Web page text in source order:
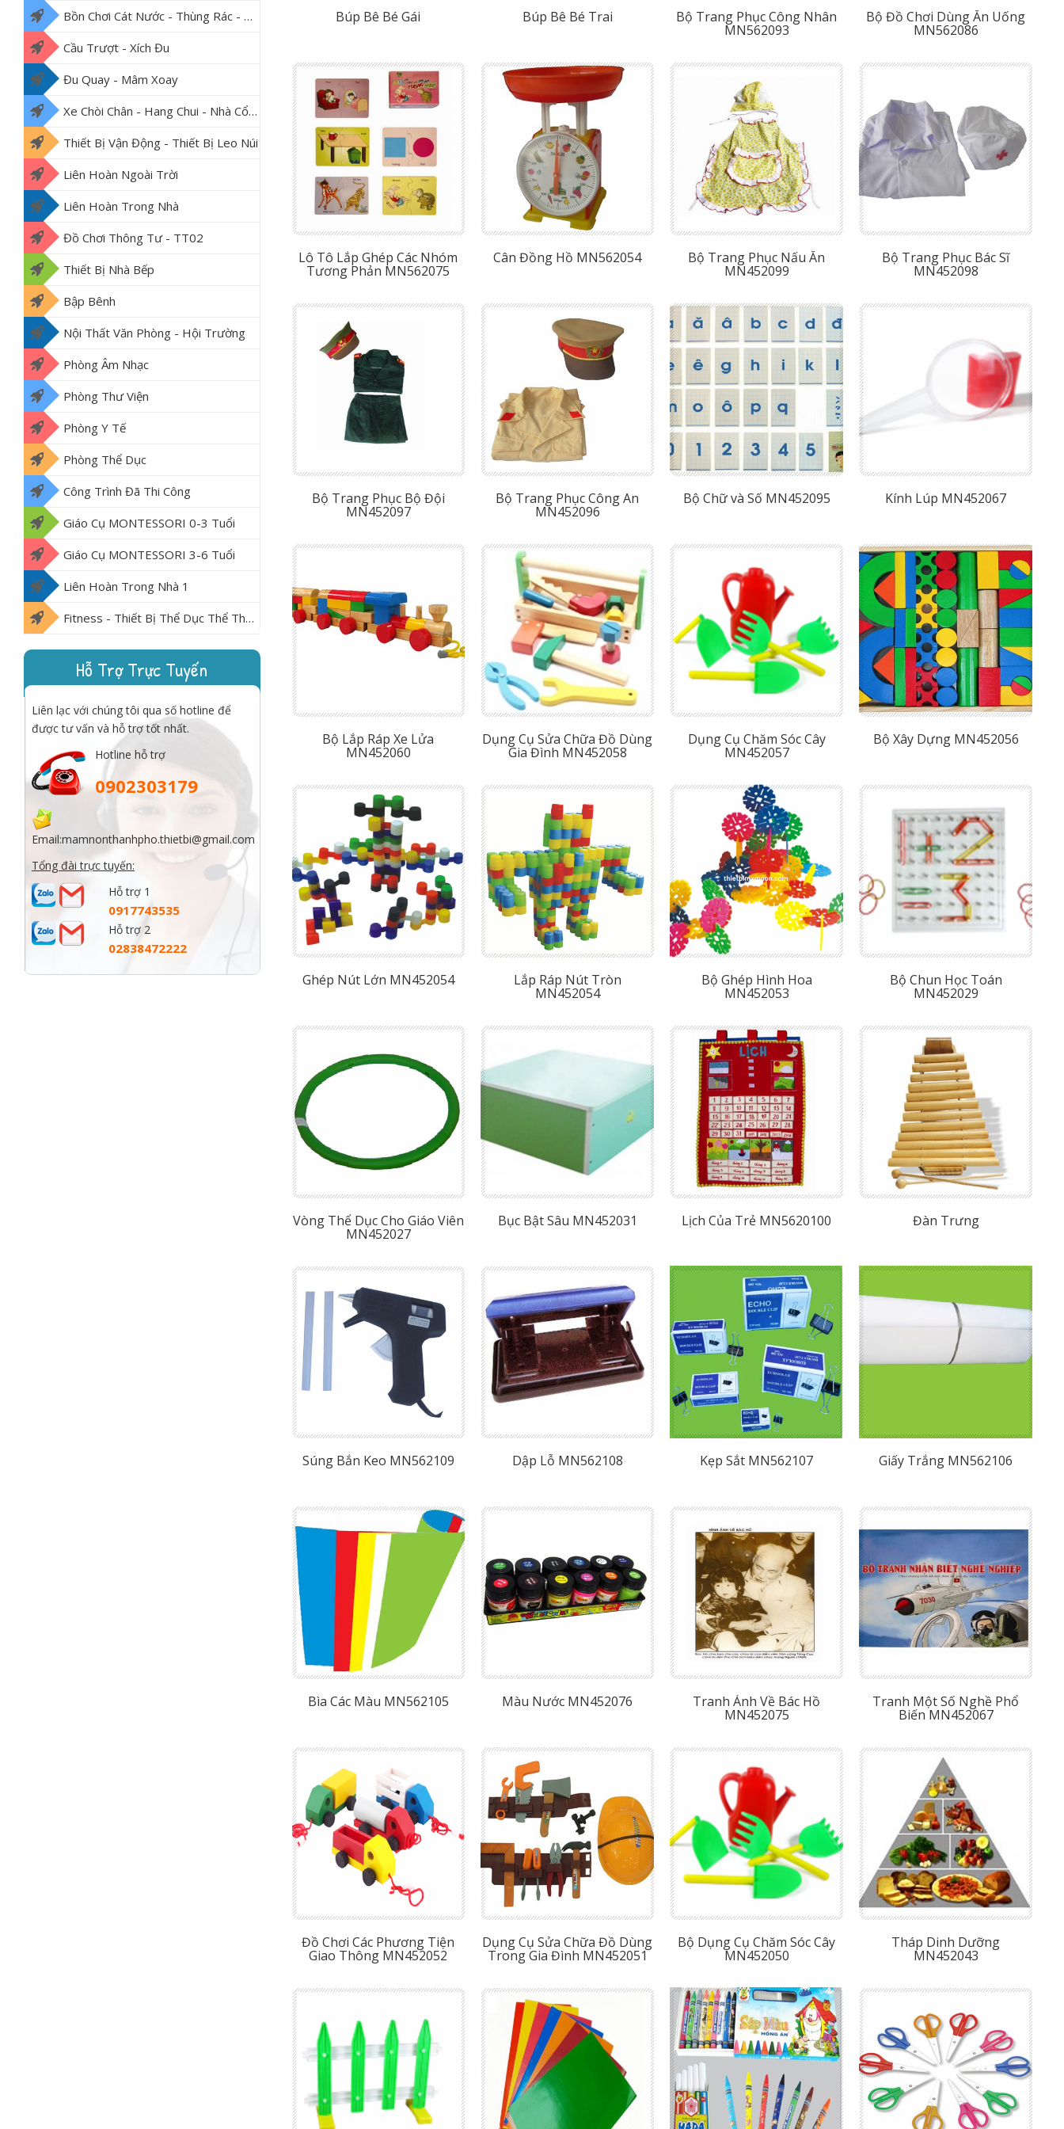
Bồn Chơi Cát Nước - Thùng Rác - Thảm Lót Nền
Cầu Trượt - Xích Đu
Đu Quay - Mâm Xoay
Xe Chòi Chân - Hang Chui - Nhà Cổ Tích
Thiết Bị Vận Động - Thiết Bị Leo Núi
Liên Hoàn Ngoài Trời
Liên Hoàn Trong Nhà
Đồ Chơi Thông Tư - TT02
Thiết Bị Nhà Bếp
Bập Bênh
Nội Thất Văn Phòng - Hội Trường
Phòng Âm Nhạc
Phòng Thư Viện
Phòng Y Tế
Phòng Thể Dục
Công Trình Đã Thi Công
Giáo Cụ MONTESSORI 0-3 Tuổi
Giáo Cụ MONTESSORI 3-6 Tuổi
Liên Hoàn Trong Nhà 1
Fitness - Thiết Bị Thể Dục Thể Thao Ngoài Trời
Hỗ Trợ Trực Tuyến
Liên lạc với chúng tôi qua số hotline để
được tư vấn và hỗ trợ tốt nhất.
Hotline hỗ trợ
0902303179
Email:mamnonthanhpho.thietbi@gmail.com
Tổng đài trực tuyến:
Hỗ trợ 1
0917743535
Hỗ trợ 2
02838472222
Búp Bê Bé Gái Búp Bê Bé Trai Bộ Trang Phục Công Nhân
MN562093
Bộ Đồ Chơi Dùng Ăn Uống
MN562086
Lô Tô Lắp Ghép Các Nhóm
Tương Phản MN562075
Cân Đồng Hồ MN562054 Bộ Trang Phục Nấu Ăn
MN452099
Bộ Trang Phục Bác Sĩ
MN452098
Bộ Trang Phục Bộ Đội
MN452097
Bộ Trang Phục Công An
MN452096
Bộ Chữ và Số MN452095 Kính Lúp MN452067
Bộ Lắp Ráp Xe Lửa
MN452060
Dụng Cụ Sửa Chữa Đồ Dùng
Gia Đình MN452058
Dụng Cụ Chăm Sóc Cây
MN452057
Bộ Xây Dựng MN452056
Ghép Nút Lớn MN452054 Lắp Ráp Nút Tròn
MN452054
Bộ Ghép Hình Hoa
MN452053
Bộ Chun Học Toán
MN452029
Vòng Thể Dục Cho Giáo Viên
MN452027
Bục Bật Sâu MN452031 Lịch Của Trẻ MN5620100 Đàn Trưng
Súng Bắn Keo MN562109 Dập Lỗ MN562108 Kẹp Sắt MN562107 Giấy Trắng MN562106
Bìa Các Màu MN562105 Màu Nước MN452076 Tranh Ảnh Về Bác Hồ
MN452075
Tranh Một Số Nghề Phổ
Biến MN452067
Đồ Chơi Các Phương Tiện
Giao Thông MN452052
Dụng Cụ Sửa Chữa Đồ Dùng
Trong Gia Đình MN452051
Bộ Dụng Cụ Chăm Sóc Cây
MN452050
Tháp Dinh Dưỡng
MN452043